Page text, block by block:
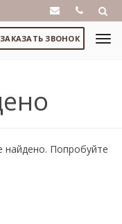
ЗАКАЗАТЬ ЗВОНОК
найдено. Попробуйте